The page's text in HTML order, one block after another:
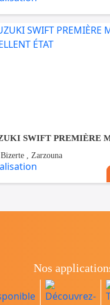
Bizerte , Zarzouna
Nos